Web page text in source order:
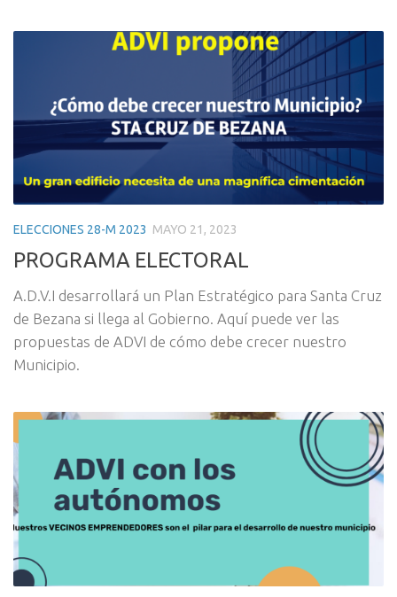
ELECCIONES 28-M 2023 MAYO 21, 2023
PROGRAMA ELECTORAL
A.D.V.I desarrollará un Plan Estratégico para Santa Cruz
de Bezana si llega al Gobierno. Aquí puede ver las
propuestas de ADVI de cómo debe crecer nuestro
Municipio.